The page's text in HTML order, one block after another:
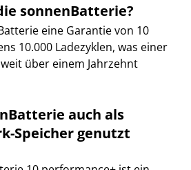
sonnenBatterie?
eine Garantie von 10
10.000 Ladezyklen, was einer
über einem Jahrzehnt
auch als
Speicher genutzt